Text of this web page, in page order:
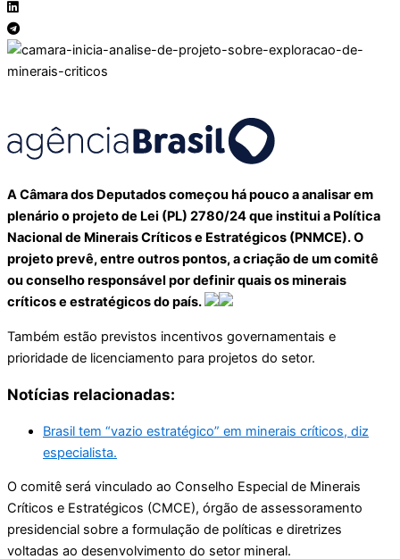
A Câmara dos Deputados começou há pouco a analisar em
plenário o projeto de Lei (PL) 2780/24 que institui a Política
Nacional de Minerais Críticos e Estratégicos (PNMCE). O
projeto prevê, entre outros pontos, a criação de um comitê
ou conselho responsável por definir quais os minerais
críticos e estratégicos do país.
Também estão previstos incentivos governamentais e
prioridade de licenciamento para projetos do setor.
Notícias relacionadas:
Brasil tem “vazio estratégico” em minerais críticos, diz
especialista.
O comitê será vinculado ao Conselho Especial de Minerais
Críticos e Estratégicos (CMCE), órgão de assessoramento
presidencial sobre a formulação de políticas e diretrizes
voltadas ao desenvolvimento do setor mineral.